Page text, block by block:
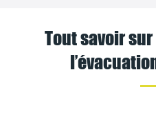
Tout savoir